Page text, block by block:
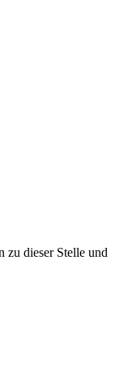
zu dieser Stelle und